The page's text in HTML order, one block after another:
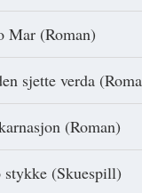
Mar (Roman)
sjette verda
(Roman)
stykke (Skuespill)